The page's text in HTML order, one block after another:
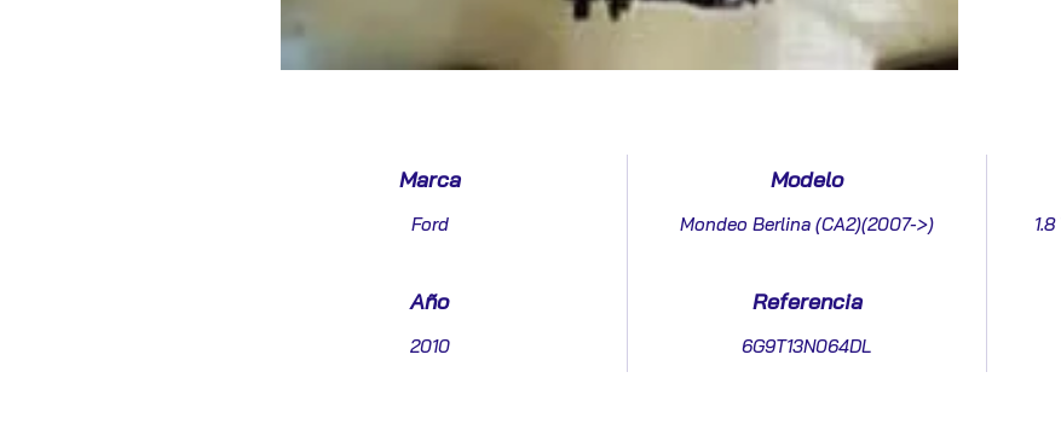
Marca
Ford
Modelo
Mondeo Berlina (CA2)(2007->)
Año
2010
Referencia
6G9T13N064DL